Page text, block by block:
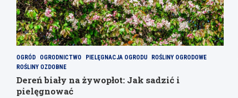
OGRÓD OGRODNICTWO PIELĘGNACJA OGRODU
ROŚLINY OGRODOWE
ROŚLINY OZDOBNE
Dereń biały na żywopłot: Jak sadzić i
pielęgnować